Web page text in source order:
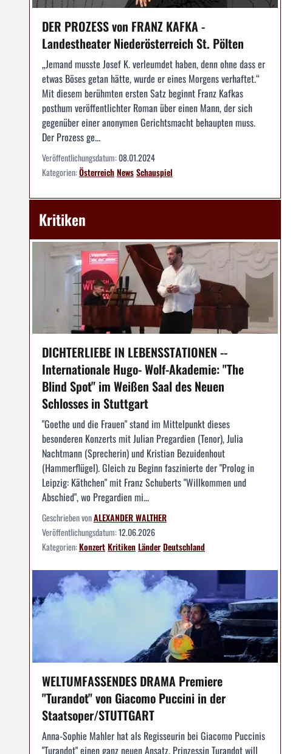
DER PROZESS von FRANZ KAFKA -
Landestheater Niederösterreich St. Pölten
„Jemand musste Josef K. verleumdet haben, denn ohne dass er
etwas Böses getan hätte, wurde er eines Morgens verhaftet.“
Mit diesem berühmten ersten Satz beginnt Franz Kafkas
posthum veröffentlichter Roman über einen Mann, der sich
gegenüber einer anonymen Gerichtsmacht behaupten muss.
Der Prozess ge...
Veröffentlichungsdatum:08.01.2024
Kategorien:ÖsterreichNewsSchauspiel
Kritiken
DICHTERLIEBE IN LEBENSSTATIONEN --
Internationale Hugo- Wolf-Akademie: "The
Blind Spot" im Weißen Saal des Neuen
Schlosses in Stuttgart
"Goethe und die Frauen" stand im Mittelpunkt dieses
besonderen Konzerts mit Julian Pregardien (Tenor), Julia
Nachtmann (Sprecherin) und Kristian Bezuidenhout
(Hammerflügel). Gleich zu Beginn faszinierte der "Prolog in
Leipzig: Käthchen" mit Franz Schuberts "Willkommen und
Abschied", wo Pregardien mi...
Geschrieben vonALEXANDER WALTHER
Veröffentlichungsdatum:12.06.2026
Kategorien:KonzertKritikenLänderDeutschland
WELTUMFASSENDES DRAMA Premiere
"Turandot" von Giacomo Puccini in der
Staatsoper/STUTTGART
Anna-Sophie Mahler hat als Regisseurin bei Giacomo Puccinis
"Turandot" einen ganz neuen Ansatz. Prinzessin Turandot will